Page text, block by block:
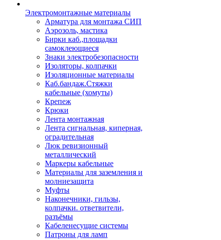
Электромонтажные материалы
Арматура для монтажа СИП
Аэрозоль, мастика
Бирки каб.,площадки
самоклеющиеся
Знаки электробезопасности
Изоляторы, колпачки
Изоляционные материалы
Каб.бандаж.Стяжки
кабельные (хомуты)
Крепеж
Крюки
Лента монтажная
Лента сигнальная, киперная,
оградительная
Люк ревизионный
металлический
Маркеры кабельные
Материалы для заземления и
молниезащита
Муфты
Наконечники, гильзы,
колпачки. ответвители,
разъёмы
Кабеленесущие системы
Патроны для ламп